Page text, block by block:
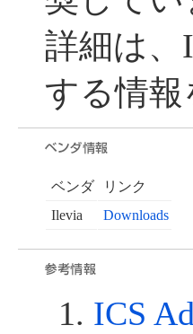
詳細は、
する情
ベンダ
リンク
Ilevia
Downloads
ICS